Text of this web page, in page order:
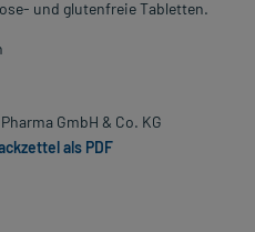
und glutenfreie Tabletten.
GmbH & Co. KG
als PDF